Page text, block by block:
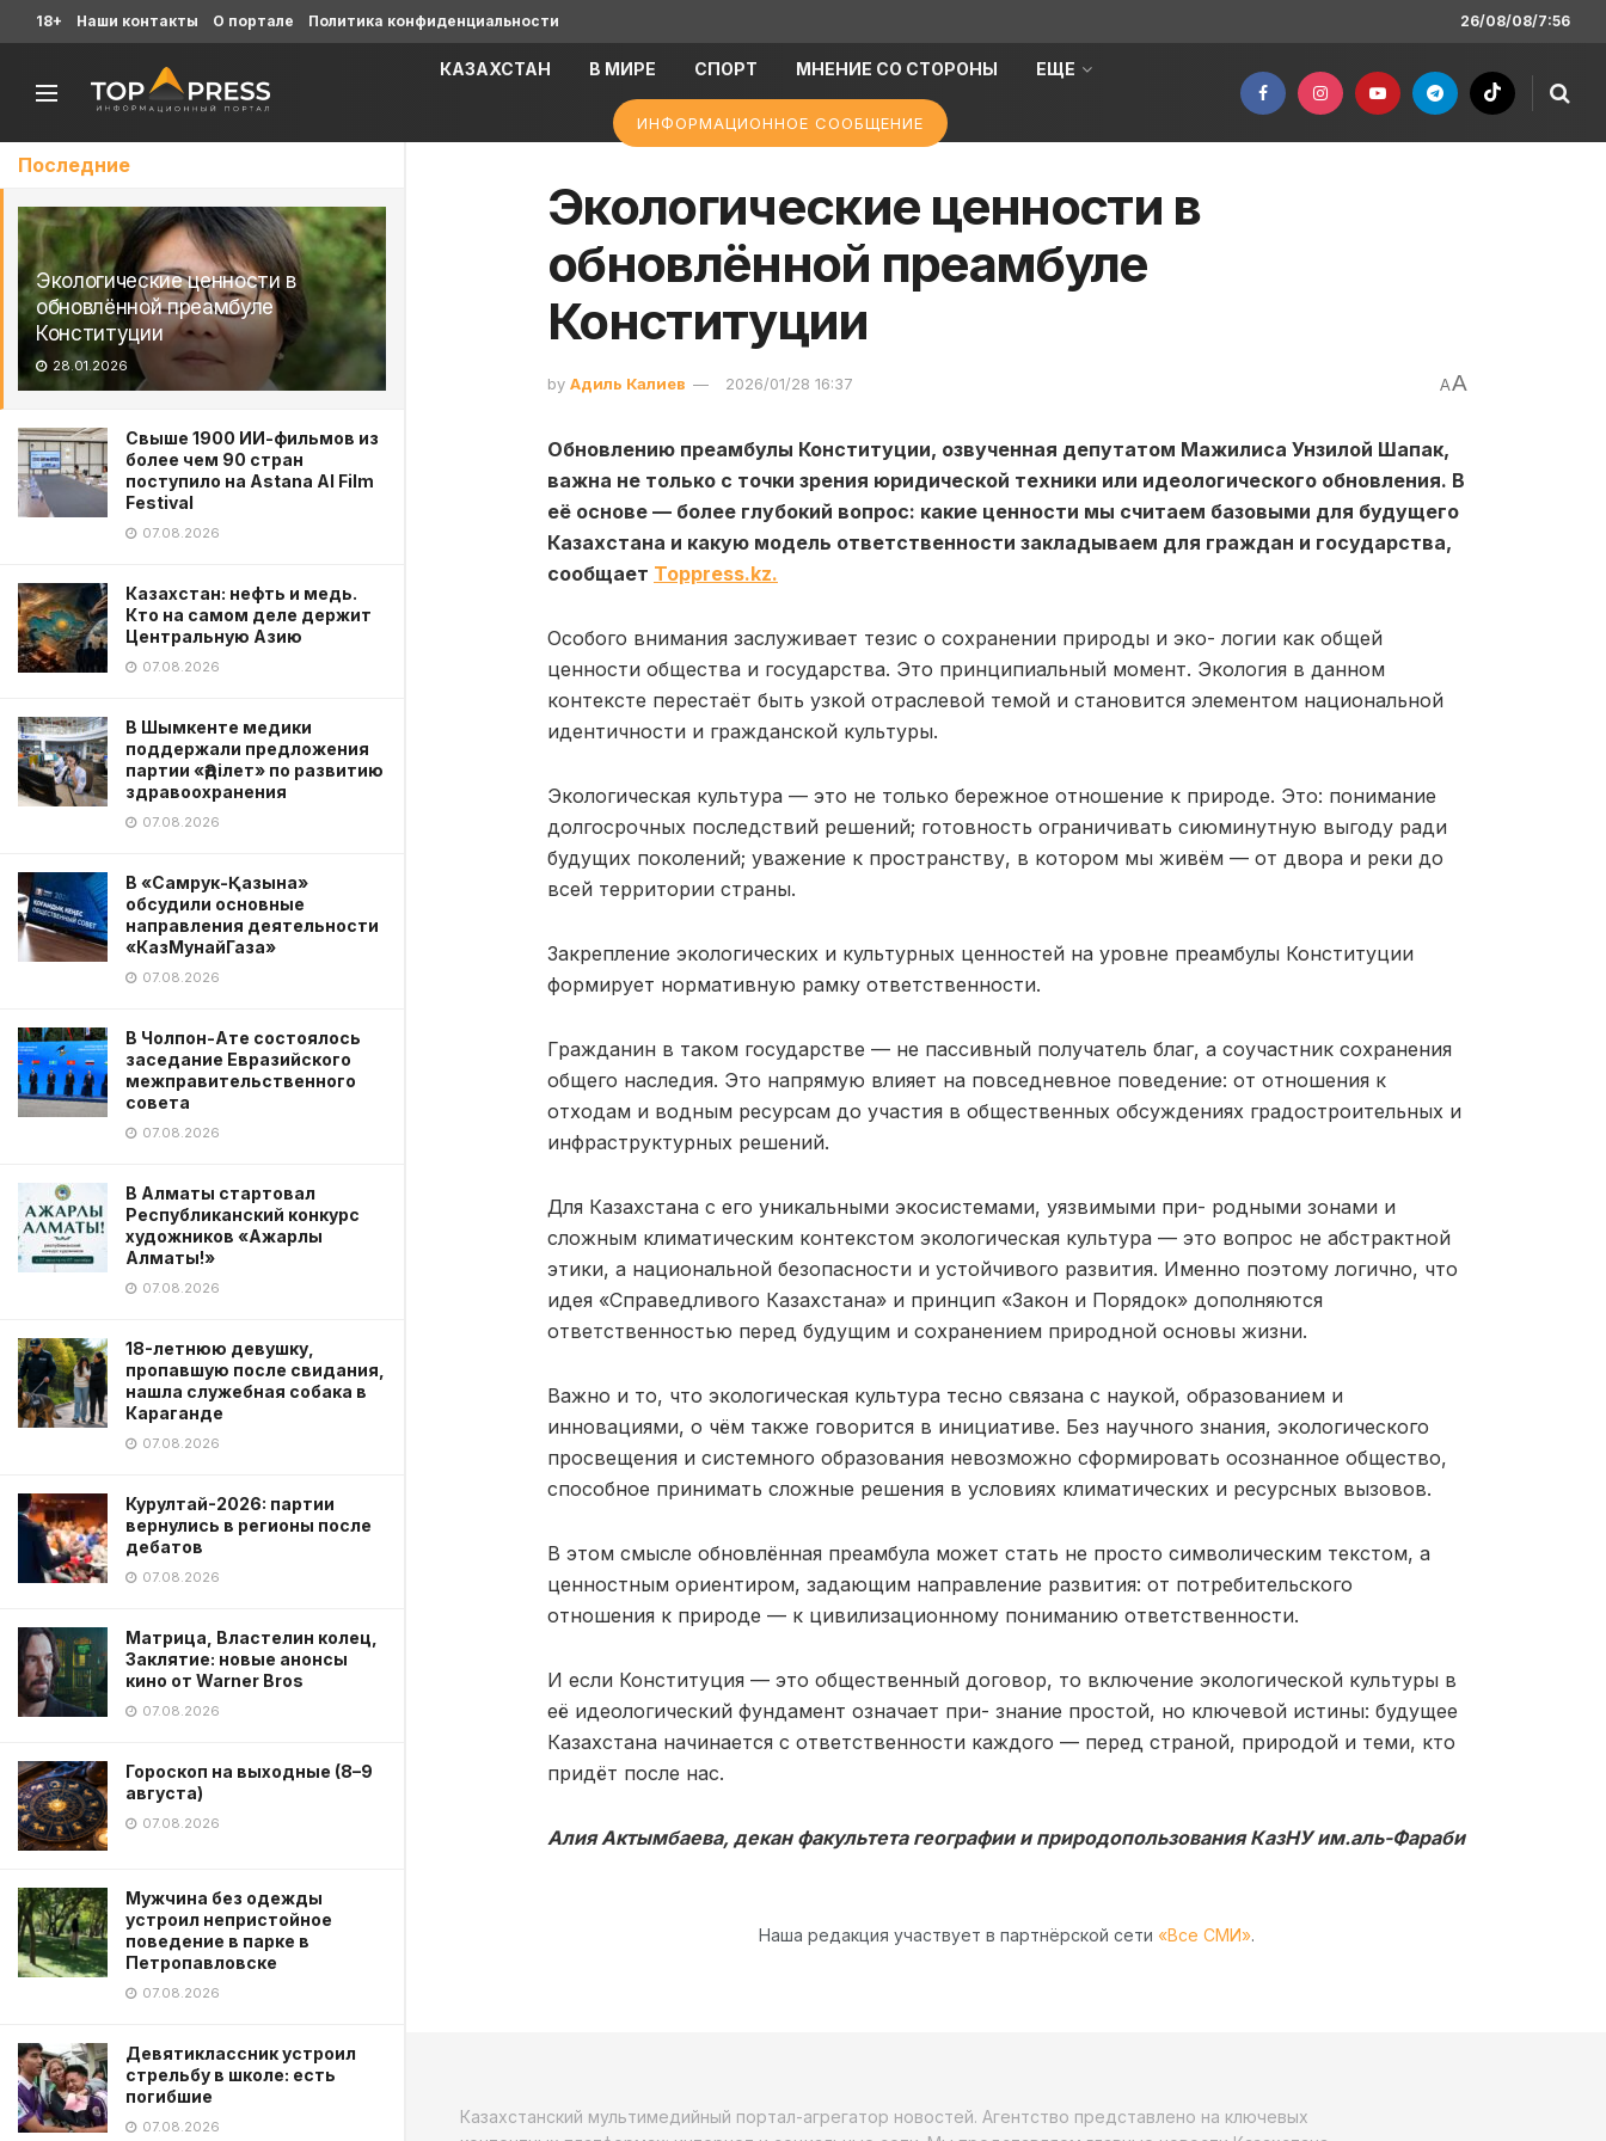
Последние
Экологические ценности в
обновлённой преамбуле
Конституции
28.01.2026
Свыше 1900 ИИ-фильмов из
более чем 90 стран
поступило на Astana AI Film
Festival
07.08.2026
Казахстан: нефть и медь.
Кто на самом деле держит
Центральную Азию
07.08.2026
В Шымкенте медики
поддержали предложения
партии «Әділет» по развитию
здравоохранения
07.08.2026
В «Самрук-Қазына»
обсудили основные
направления деятельности
«КазМунайГаза»
07.08.2026
В Чолпон-Ате состоялось
заседание Евразийского
межправительственного
совета
07.08.2026
В Алматы стартовал
Республиканский конкурс
художников «Ажарлы
Алматы!»
07.08.2026
18-летнюю девушку,
пропавшую после свидания,
нашла служебная собака в
Караганде
07.08.2026
Курултай-2026: партии
вернулись в регионы после
дебатов
07.08.2026
Матрица, Властелин колец,
Заклятие: новые анонсы
кино от Warner Bros
07.08.2026
Гороскоп на выходные (8–9
августа)
07.08.2026
Мужчина без одежды
устроил непристойное
поведение в парке в
Петропавловске
07.08.2026
Девятиклассник устроил
стрельбу в школе: есть
погибшие
07.08.2026
18+ Наши контакты О портале Политика конфиденциальности 26/08/08/7:56
КАЗАХСТАН В МИРЕ СПОРТ МНЕНИЕ СО СТОРОНЫ ЕЩЕ
ИНФОРМАЦИОННОЕ СООБЩЕНИЕ
Экологические ценности в
обновлённой преамбуле
Конституции
by Адиль Калиев 2026/01/28 16:37 AA
Обновлению преамбулы Конституции, озвученная депутатом Мажилиса Унзилой Шапак,
важна не только с точки зрения юридической техники или идеологического обновления. В
её основе — более глубокий вопрос: какие ценности мы считаем базовыми для будущего
Казахстана и какую модель ответственности закладываем для граждан и государства,
сообщает Toppress.kz.
Особого внимания заслуживает тезис о сохранении природы и эко- логии как общей
ценности общества и государства. Это принципиальный момент. Экология в данном
контексте перестаёт быть узкой отраслевой темой и становится элементом национальной
идентичности и гражданской культуры.
Экологическая культура — это не только бережное отношение к природе. Это: понимание
долгосрочных последствий решений; готовность ограничивать сиюминутную выгоду ради
будущих поколений; уважение к пространству, в котором мы живём — от двора и реки до
всей территории страны.
Закрепление экологических и культурных ценностей на уровне преамбулы Конституции
формирует нормативную рамку ответственности.
Гражданин в таком государстве — не пассивный получатель благ, а соучастник сохранения
общего наследия. Это напрямую влияет на повседневное поведение: от отношения к
отходам и водным ресурсам до участия в общественных обсуждениях градостроительных и
инфраструктурных решений.
Для Казахстана с его уникальными экосистемами, уязвимыми при- родными зонами и
сложным климатическим контекстом экологическая культура — это вопрос не абстрактной
этики, а национальной безопасности и устойчивого развития. Именно поэтому логично, что
идея «Справедливого Казахстана» и принцип «Закон и Порядок» дополняются
ответственностью перед будущим и сохранением природной основы жизни.
Важно и то, что экологическая культура тесно связана с наукой, образованием и
инновациями, о чём также говорится в инициативе. Без научного знания, экологического
просвещения и системного образования невозможно сформировать осознанное общество,
способное принимать сложные решения в условиях климатических и ресурсных вызовов.
В этом смысле обновлённая преамбула может стать не просто символическим текстом, а
ценностным ориентиром, задающим направление развития: от потребительского
отношения к природе — к цивилизационному пониманию ответственности.
И если Конституция — это общественный договор, то включение экологической культуры в
её идеологический фундамент означает при- знание простой, но ключевой истины: будущее
Казахстана начинается с ответственности каждого — перед страной, природой и теми, кто
придёт после нас.
Алия Актымбаева, декан факультета географии и природопользования КазНУ им.аль-Фараби
Наша редакция участвует в партнёрской сети «Все СМИ».
Казахстанский мультимедийный портал-агрегатор новостей. Агентство представлено на ключевых